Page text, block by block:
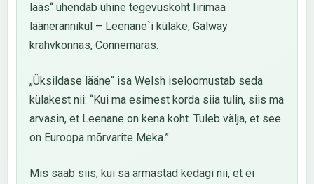
lääs“ ühendab ühine tegevuskoht Iirimaa
läänerannikul – Leenane`i külake, Galway
krahvkonnas, Connemaras.
„Üksildase lääne“ isa Welsh iseloomustab seda
külakest nii: “Kui ma esimest korda siia tulin, siis ma
arvasin, et Leenane on kena koht. Tuleb välja, et see
on Euroopa mõrvarite Meka.”
Mis saab siis, kui sa armastad kedagi nii, et ei